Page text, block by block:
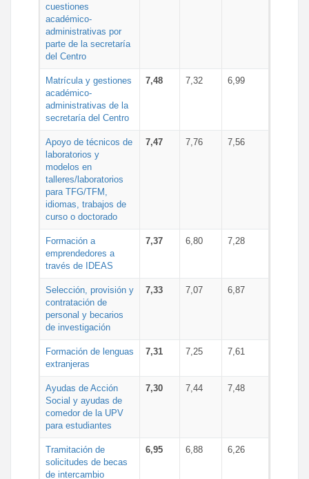
cuestiones
académico-
administrativas por
parte de la secretaría
del Centro
Matrícula y gestiones
académico-
administrativas de la
secretaría del Centro
7,48 7,32 6,99
Apoyo de técnicos de
laboratorios y
modelos en
talleres/laboratorios
para TFG/TFM,
idiomas, trabajos de
curso o doctorado
7,47 7,76 7,56
Formación a
emprendedores a
través de IDEAS
7,37 6,80 7,28
Selección, provisión y
contratación de
personal y becarios
de investigación
7,33 7,07 6,87
Formación de lenguas
extranjeras
7,31 7,25 7,61
Ayudas de Acción
Social y ayudas de
comedor de la UPV
para estudiantes
7,30 7,44 7,48
Tramitación de
solicitudes de becas
de intercambio
6,95 6,88 6,26